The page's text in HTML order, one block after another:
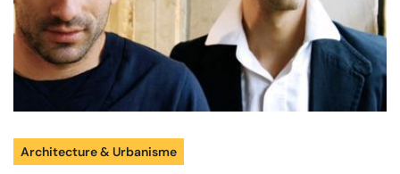
Architecture & Urbanisme